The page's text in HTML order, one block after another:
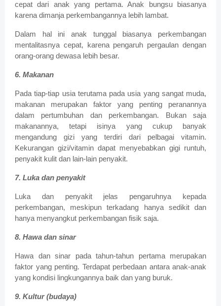
cepat dari anak yang pertama. Anak bungsu biasanya
karena dimanja perkembangannya lebih lambat.
Dalam hal ini anak tunggal biasanya perkembangan
mentalitasnya cepat, karena pengaruh pergaulan dengan
orang-orang dewasa lebih besar.
6. Makanan
Pada tiap-tiap usia terutama pada usia yang sangat muda,
makanan merupakan faktor yang penting peranannya
dalam pertumbuhan dan perkembangan. Bukan saja
makanannya, tetapi isinya yang cukup banyak
mengandung gizi yang terdiri dari pelbagai vitamin.
Kekurangan gizi/vitamin dapat menyebabkan gigi runtuh,
penyakit kulit dan lain-lain penyakit.
7. Luka dan penyakit
Luka dan penyakit jelas pengaruhnya kepada
perkembangan, meskipun terkadang hanya sedikit dan
hanya menyangkut perkembangan fisik saja.
8. Hawa dan sinar
Hawa dan sinar pada tahun-tahun pertama merupakan
faktor yang penting. Terdapat perbedaan antara anak-anak
yang kondisi lingkungannya baik dan yang buruk.
9. Kultur (budaya)